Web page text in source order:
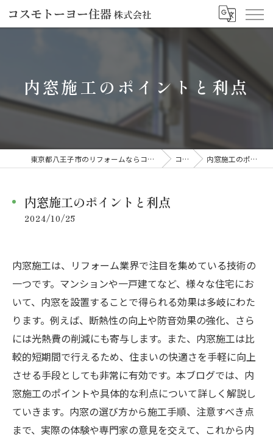
内窓施工のポイントと利点
東京都八王子市のリフォームならコスモトーヨー住器株式会社 コラム 内窓施工のポイントと利点
内窓施工のポイントと利点
2024/10/25
内窓施工は、リフォーム業界で注目を集めている技術の
一つです。マンションや一戸建てなど、様々な住宅にお
いて、内窓を設置することで得られる効果は多岐にわた
ります。例えば、断熱性の向上や防音効果の強化、さら
には光熱費の削減にも寄与します。また、内窓施工は比
較的短期間で行えるため、住まいの快適さを手軽に向上
させる手段としても非常に有効です。本ブログでは、内
窓施工のポイントや具体的な利点について詳しく解説し
ていきます。内窓の選び方から施工手順、注意すべき点
まで、実際の体験や専門家の意見を交えて、これから内